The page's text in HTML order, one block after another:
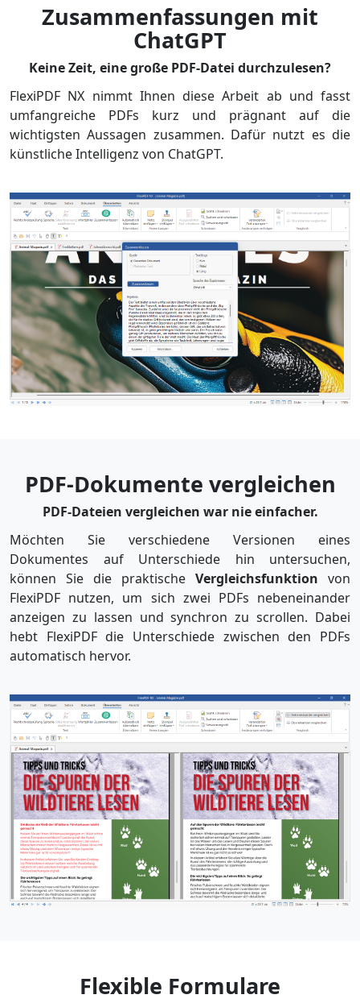
Zusammenfassungen mit
ChatGPT
Keine Zeit, eine große PDF-Datei durchzulesen?
FlexiPDF NX nimmt Ihnen diese Arbeit ab und fasst
umfangreiche PDFs kurz und prägnant auf die
wichtigsten Aussagen zusammen. Dafür nutzt es die
künstliche Intelligenz von ChatGPT.
PDF-Dokumente vergleichen
PDF-Dateien vergleichen war nie einfacher.
Möchten Sie verschiedene Versionen eines
Dokumentes auf Unterschiede hin untersuchen,
können Sie die praktische Vergleichsfunktion von
FlexiPDF nutzen, um sich zwei PDFs nebeneinander
anzeigen zu lassen und synchron zu scrollen. Dabei
hebt FlexiPDF die Unterschiede zwischen den PDFs
automatisch hervor.
Flexible Formulare